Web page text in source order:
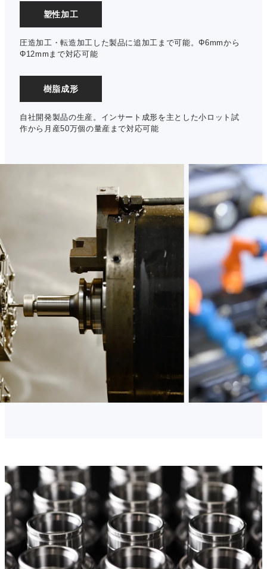
塑性加工
圧造加工・転造加工した製品に追加工まで可能。Φ6mmから
Φ12mmまで対応可能
樹脂成形
自社開発製品の生産。インサート成形を主とした小ロット試
作から月産50万個の量産まで対応可能